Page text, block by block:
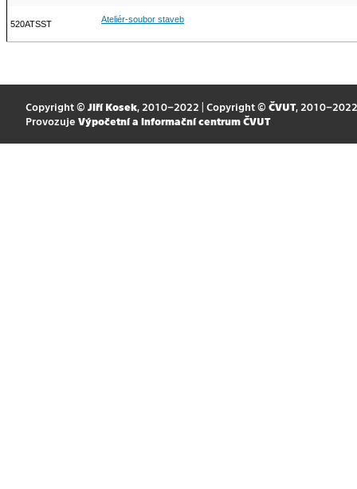
520ATSST Ateliér-soubor staveb
Copyright © Jiří Kosek, 2010–2022 | Copyright © ČVUT, 2010–2022
Provozuje Výpočetní a informační centrum ČVUT